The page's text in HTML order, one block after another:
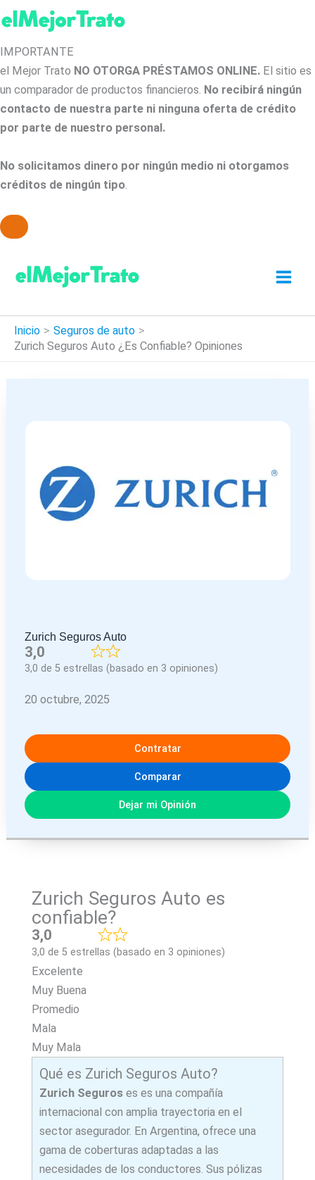
IMPORTANTE
el Mejor Trato NO OTORGA PRÉSTAMOS ONLINE. El sitio es
un comparador de productos financieros. No recibirá ningún
contacto de nuestra parte ni ninguna oferta de crédito
por parte de nuestro personal.
No solicitamos dinero por ningún medio ni otorgamos
créditos de ningún tipo.
contenido
Inicio
Seguros de auto
Zurich Seguros Auto ¿Es Confiable? Opiniones
Zurich Seguros Auto
3,0
3,0 de 5 estrellas (basado en 3 opiniones)
20 octubre, 2025
Contratar
Comparar
Dejar mi Opinión
Zurich Seguros Auto es
confiable?
3,0
3,0 de 5 estrellas (basado en 3 opiniones)
Excelente
Muy Buena
Promedio
Mala
Muy Mala
Qué es Zurich Seguros Auto?
Zurich Seguros es es una compañía
internacional con amplia trayectoria en el
sector asegurador. En Argentina, ofrece una
gama de coberturas adaptadas a las
necesidades de los conductores. Sus pólizas